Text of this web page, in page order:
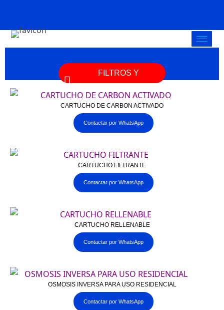
FILTROS Y
CARTUCHO DE CARBON ACTIVADO
Contactar por WhatsApp
CARTUCHO FILTRANTE
Contactar por WhatsApp
CARTUCHO RELLENABLE
Contactar por WhatsApp
OSMOSIS INVERSA PARA USO RESIDENCIAL
Contactar por WhatsApp